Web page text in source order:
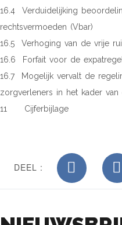
16.4 Verduidelijking
rechtsvermoeden (Vbar)
16.5 Verhoging van de vrije
16.6 Forfait voor de
16.7 Mogelijk vervalt de
zorgverleners in het kader
11 Cijferbijlage
DEEL :